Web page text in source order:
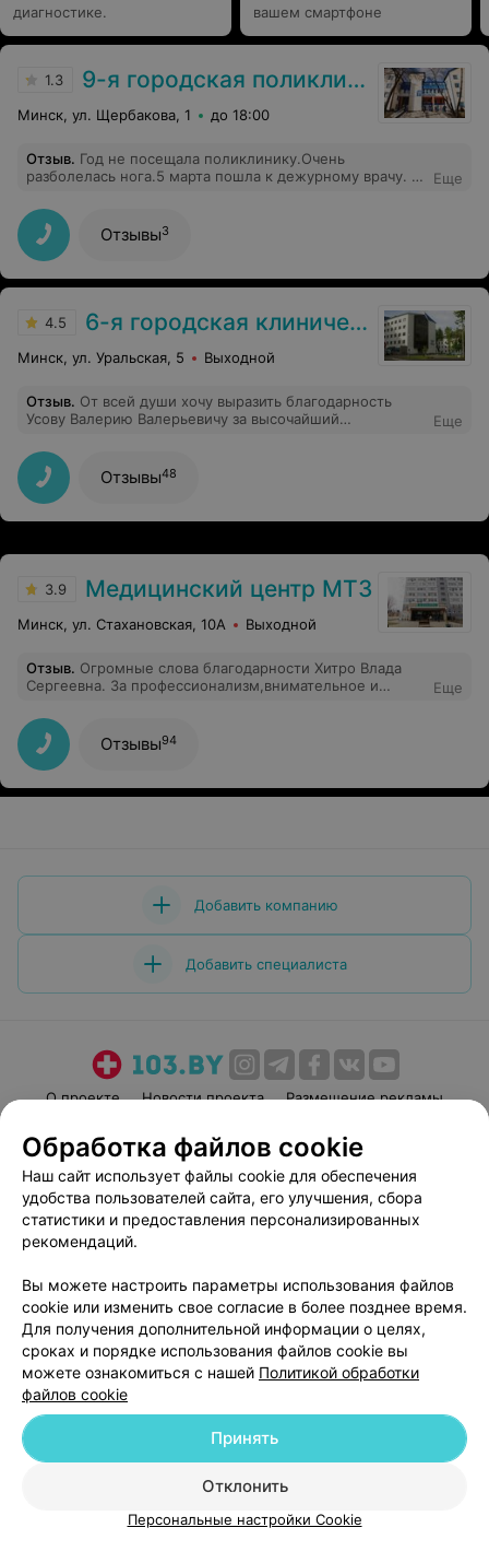
диагностике.
вашем смартфоне
1.3 9-я городская поликлиника
Минск, ул. Щербакова, 1 до 18:00
Отзыв. Год не посещала поликлинику.Очень
разболелась нога.5 марта пошла к дежурному врачу. В
что услышала от врача, почему пришли сегодня,надо
приходить в рабочие дни.Вот такое отнашение к
пациентам.
Еще
Отзывы3
4.5 6-я городская клиническая больница
Минск, ул. Уральская, 5 Выходной
Отзыв. От всей души хочу выразить благодарность
Усову Валерию Валерьевичу за высочайший
(23.03.2026), за внимательное отношение в период
лечения, большую самоотдачу своему делу и
человечность. Валерий Валерьевич, благодаря вашим
золотым рукам и доброму сердцу у меня сейчас
началась совсем другая жизнь - без боли в суставе.
препараты, чтобы встать с кровати и хоть как-то
приглушить боль при хождении. Сейчас каждое утро я
подымаюсь и провожу свой день совсем с другими
чувствами и настроением. Как же я благодарна Вам за
это, Вы подарили мне новую качественную без боли
благополучия и дальнейших успехов в Вашем
нелёгком труде дарить радость и исцеление таким как
я, очень нуждающимся в вашей профессиональной
помощи!
Еще
Отзывы48
ЭФФЕКТИВНАЯ РЕКЛАМА НА САЙТЕ
Медицинский центр МТЗ
Минск, ул. Стахановская, 10А Выходной
Сергеевна. За профессионализм,внимательное и
чуткое отношение к пациенту. Огромное спасибо
всему коллективу отделения.
Добавить специалиста
О проекте Новости проекта
Размещение рекламы
Медицинский маркетинг
Публичный договор
Пользовательское соглашение
Способы оплаты
Обработка файлов cookie
Наш сайт использует файлы cookie для обеспечения
удобства пользователей сайта, его улучшения, сбора
статистики и предоставления персонализированных
рекомендаций.
Вы можете настроить параметры использования файлов
cookie или изменить свое согласие в более позднее время.
Для получения дополнительной информации о целях,
сроках и порядке использования файлов cookie вы
можете ознакомиться с нашей Политикой обработки
файлов cookie
Отклонить
Принять
Персональные настройки Cookie